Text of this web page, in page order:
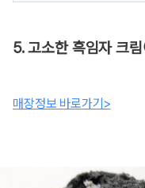
5. 고소한 흑임자 크
매장정보 바로가기>